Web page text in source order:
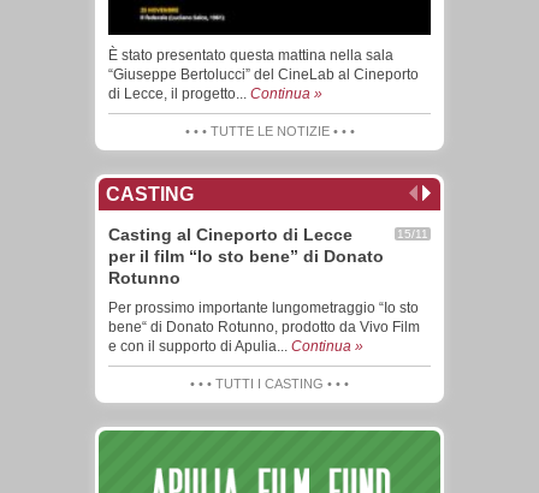
È stato presentato questa mattina nella sala
“Giuseppe Bertolucci” del CineLab al Cineporto
di Lecce, il progetto... Continua »
• • • TUTTE LE NOTIZIE • • •
CASTING
15/11
Casting al Cineporto di Lecce
per il film “Io sto bene” di Donato
Rotunno
Per prossimo importante lungometraggio “Io sto
bene“ di Donato Rotunno, prodotto da Vivo Film
e con il supporto di Apulia... Continua »
• • • TUTTI I CASTING • • •